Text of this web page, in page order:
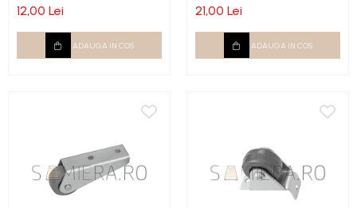
Rotile Cauciucate
12,00 Lei
ADAUGA IN COS
21,00 Lei
ADAUGA IN COS